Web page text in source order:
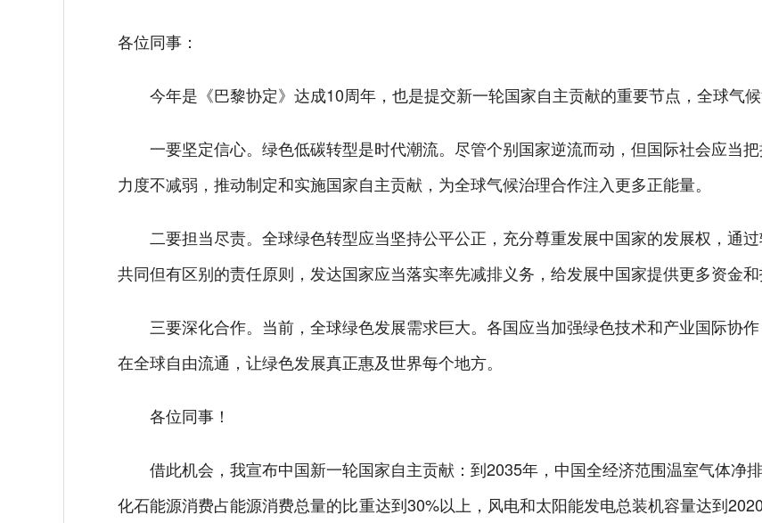
各位同事：
今年是《巴黎协定》达成10周年，也是提交新一轮国家自主贡献的重要节点，全球气候
一要坚定信心。绿色低碳转型是时代潮流。尽管个别国家逆流而动，但国际社会应当把
力度不减弱，推动制定和实施国家自主贡献，为全球气候治理合作注入更多正能量。
二要担当尽责。全球绿色转型应当坚持公平公正，充分尊重发展中国家的发展权，通
共同但有区别的责任原则，发达国家应当落实率先减排义务，给发展中国家提供更多资金和
三要深化合作。当前，全球绿色发展需求巨大。各国应当加强绿色技术和产业国际协
在全球自由流通，让绿色发展真正惠及世界每个地方。
各位同事！
借此机会，我宣布中国新一轮国家自主贡献：到2035年，中国全经济范围温室气体净
化石能源消费占能源消费总量的比重达到30%以上，风电和太阳能发电总装机容量达到